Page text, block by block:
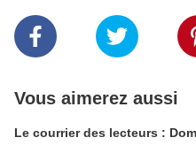
Vous aimerez aussi
Le courrier des lecteurs :